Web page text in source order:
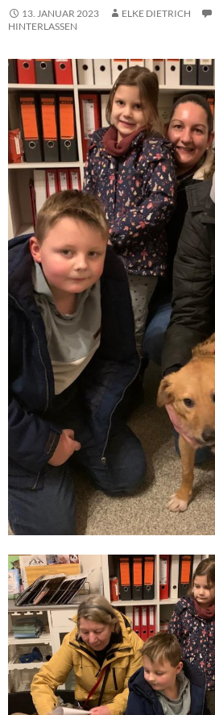
13. JANUAR 2023 ELKE DIETRICH
HINTERLASSEN